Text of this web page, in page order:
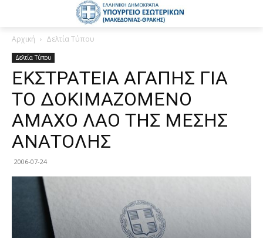
Αρχική Δελτία Τύπου
Δελτία Τύπου
ΕΚΣΤΡΑΤΕΙΑ ΑΓΑΠΗΣ ΓΙΑ
ΤΟ ΔΟΚΙΜΑΖΟΜΕΝΟ
ΑΜΑΧΟ ΛΑΟ ΤΗΣ ΜΕΣΗΣ
ΑΝΑΤΟΛΗΣ
2006-07-24